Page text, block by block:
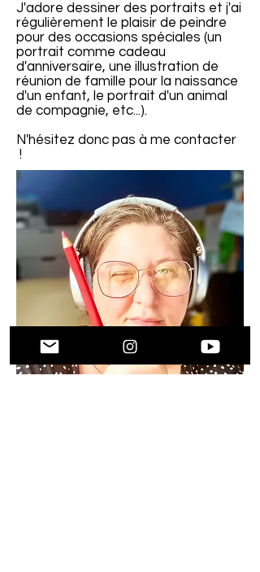
J'adore dessiner des portraits et j'ai
régulièrement le plaisir de peindre
pour des occasions spéciales (un
portrait comme cadeau
d'anniversaire, une illustration de
réunion de famille pour la naissance
d'un enfant, le portrait d'un animal
de compagnie, etc...).
N'hésitez donc pas à me contacter
!